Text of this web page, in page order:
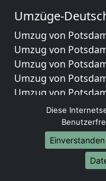
Umzüge-
Umzug von
Umzug von
Umzug von
Umzug von
Umzug von
Umzug von
Umzug von
Umzug von
Umzug von
Umzug von
Diese
Einverstanden